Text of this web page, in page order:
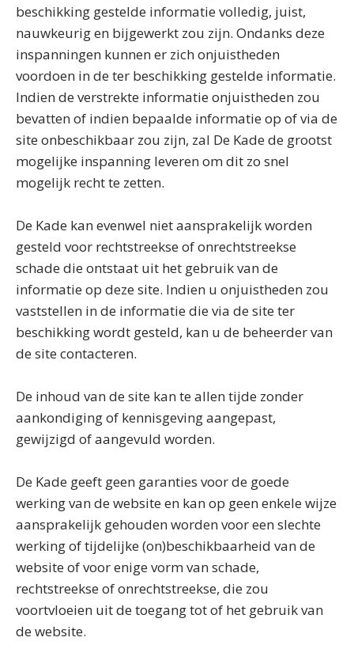
beschikking gestelde informatie volledig, juist,
nauwkeurig en bijgewerkt zou zijn. Ondanks deze
inspanningen kunnen er zich onjuistheden
voordoen in de ter beschikking gestelde informatie.
Indien de verstrekte informatie onjuistheden zou
bevatten of indien bepaalde informatie op of via de
site onbeschikbaar zou zijn, zal De Kade de grootst
mogelijke inspanning leveren om dit zo snel
mogelijk recht te zetten.
De Kade kan evenwel niet aansprakelijk worden
gesteld voor rechtstreekse of onrechtstreekse
schade die ontstaat uit het gebruik van de
informatie op deze site. Indien u onjuistheden zou
vaststellen in de informatie die via de site ter
beschikking wordt gesteld, kan u de beheerder van
de site contacteren.
De inhoud van de site kan te allen tijde zonder
aankondiging of kennisgeving aangepast,
gewijzigd of aangevuld worden.
De Kade geeft geen garanties voor de goede
werking van de website en kan op geen enkele wijze
aansprakelijk gehouden worden voor een slechte
werking of tijdelijke (on)beschikbaarheid van de
website of voor enige vorm van schade,
rechtstreekse of onrechtstreekse, die zou
voortvloeien uit de toegang tot of het gebruik van
de website.